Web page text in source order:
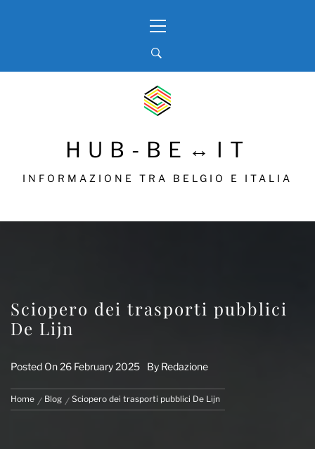
Menu
HUB-BE↔IT
INFORMAZIONE TRA BELGIO E ITALIA
Sciopero dei trasporti pubblici
De Lijn
Posted On26 February 2025 By Redazione
Home Blog Sciopero dei trasporti pubblici De Lijn